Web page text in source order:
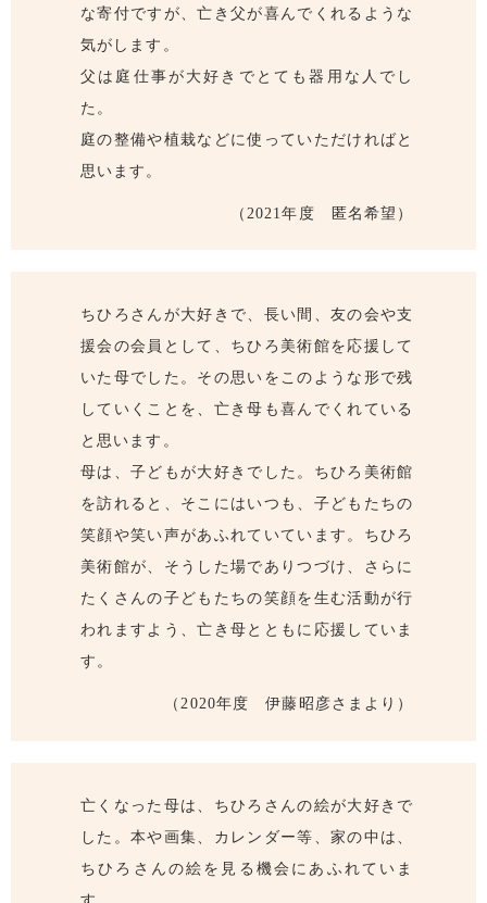
な寄付ですが、亡き父が喜んでくれるような
気がします。
父は庭仕事が大好きでとても器用な人でし
た。
庭の整備や植栽などに使っていただければと
思います。
（2021年度 匿名希望）
ちひろさんが大好きで、長い間、友の会や支
援会の会員として、ちひろ美術館を応援して
いた母でした。その思いをこのような形で残
していくことを、亡き母も喜んでくれている
と思います。
母は、子どもが大好きでした。ちひろ美術館
を訪れると、そこにはいつも、子どもたちの
笑顔や笑い声があふれていています。ちひろ
美術館が、そうした場でありつづけ、さらに
たくさんの子どもたちの笑顔を生む活動が行
われますよう、亡き母とともに応援していま
す。
（2020年度 伊藤昭彦さまより）
亡くなった母は、ちひろさんの絵が大好きで
した。本や画集、カレンダー等、家の中は、
ちひろさんの絵を見る機会にあふれていま